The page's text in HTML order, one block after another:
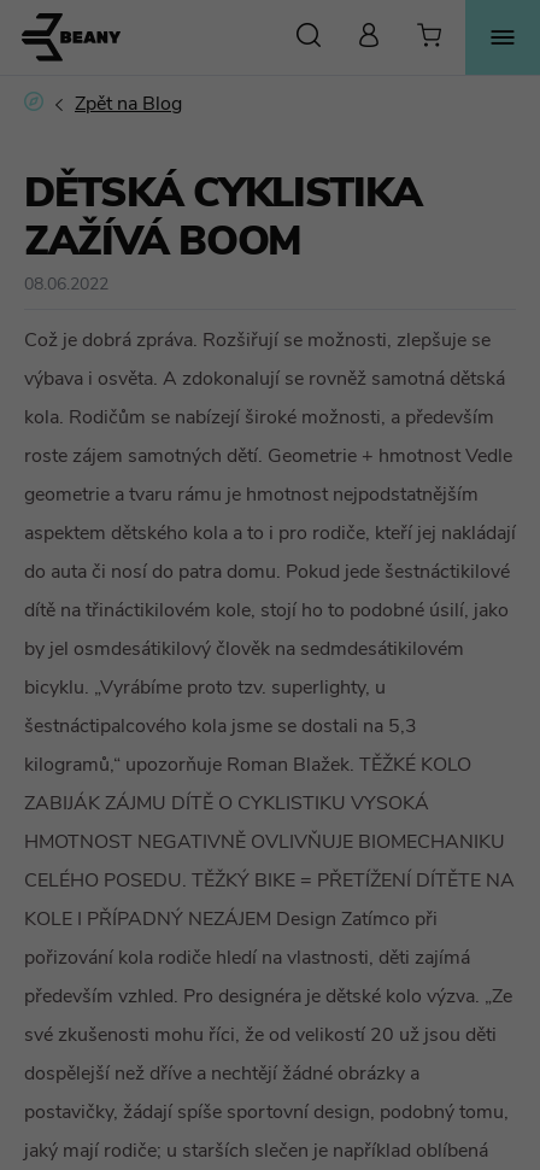
HLEDAT
DĚTSKÁ CYKLISTIKA
ZAŽÍVÁ BOOM
08.06.2022
Což je dobrá zpráva. Rozšiřují se možnosti, zlepšuje se
výbava i osvěta. A zdokonalují se rovněž samotná dětská
kola. Rodičům se nabízejí široké možnosti, a především
roste zájem samotných dětí. Geometrie + hmotnost Vedle
geometrie a tvaru rámu je hmotnost nejpodstatnějším
aspektem dětského kola a to i pro rodiče, kteří jej nakládají
do auta či nosí do patra domu. Pokud jede šestnáctikilové
dítě na třináctikilovém kole, stojí ho to podobné úsilí, jako
by jel osmdesátikilový člověk na sedmdesátikilovém
bicyklu. „Vyrábíme proto tzv. superlighty, u
šestnáctipalcového kola jsme se dostali na 5,3
kilogramů,“ upozorňuje Roman Blažek. TĚŽKÉ KOLO
ZABIJÁK ZÁJMU DÍTĚ O CYKLISTIKU VYSOKÁ
HMOTNOST NEGATIVNĚ OVLIVŇUJE BIOMECHANIKU
CELÉHO POSEDU. TĚŽKÝ BIKE = PŘETÍŽENÍ DÍTĚTE NA
KOLE I PŘÍPADNÝ NEZÁJEM Design Zatímco při
pořizování kola rodiče hledí na vlastnosti, děti zajímá
především vzhled. Pro designéra je dětské kolo výzva. „Ze
své zkušenosti mohu říci, že od velikostí 20 už jsou děti
dospělejší než dříve a nechtějí žádné obrázky a
postavičky, žádají spíše sportovní design, podobný tomu,
jaký mají rodiče; u starších slečen je například oblíbená